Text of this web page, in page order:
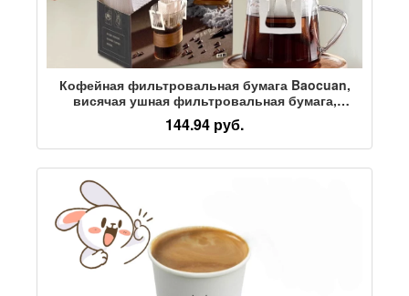
Кофейная фильтровальная бумага Baocuan,
висячая ушная фильтровальная бумага,
кофейный фильтр ручной работы, импортный
подвесной ушной мешок, одноразовый
подвесной ушной кофейный фильтр-мешок
144.94 руб.